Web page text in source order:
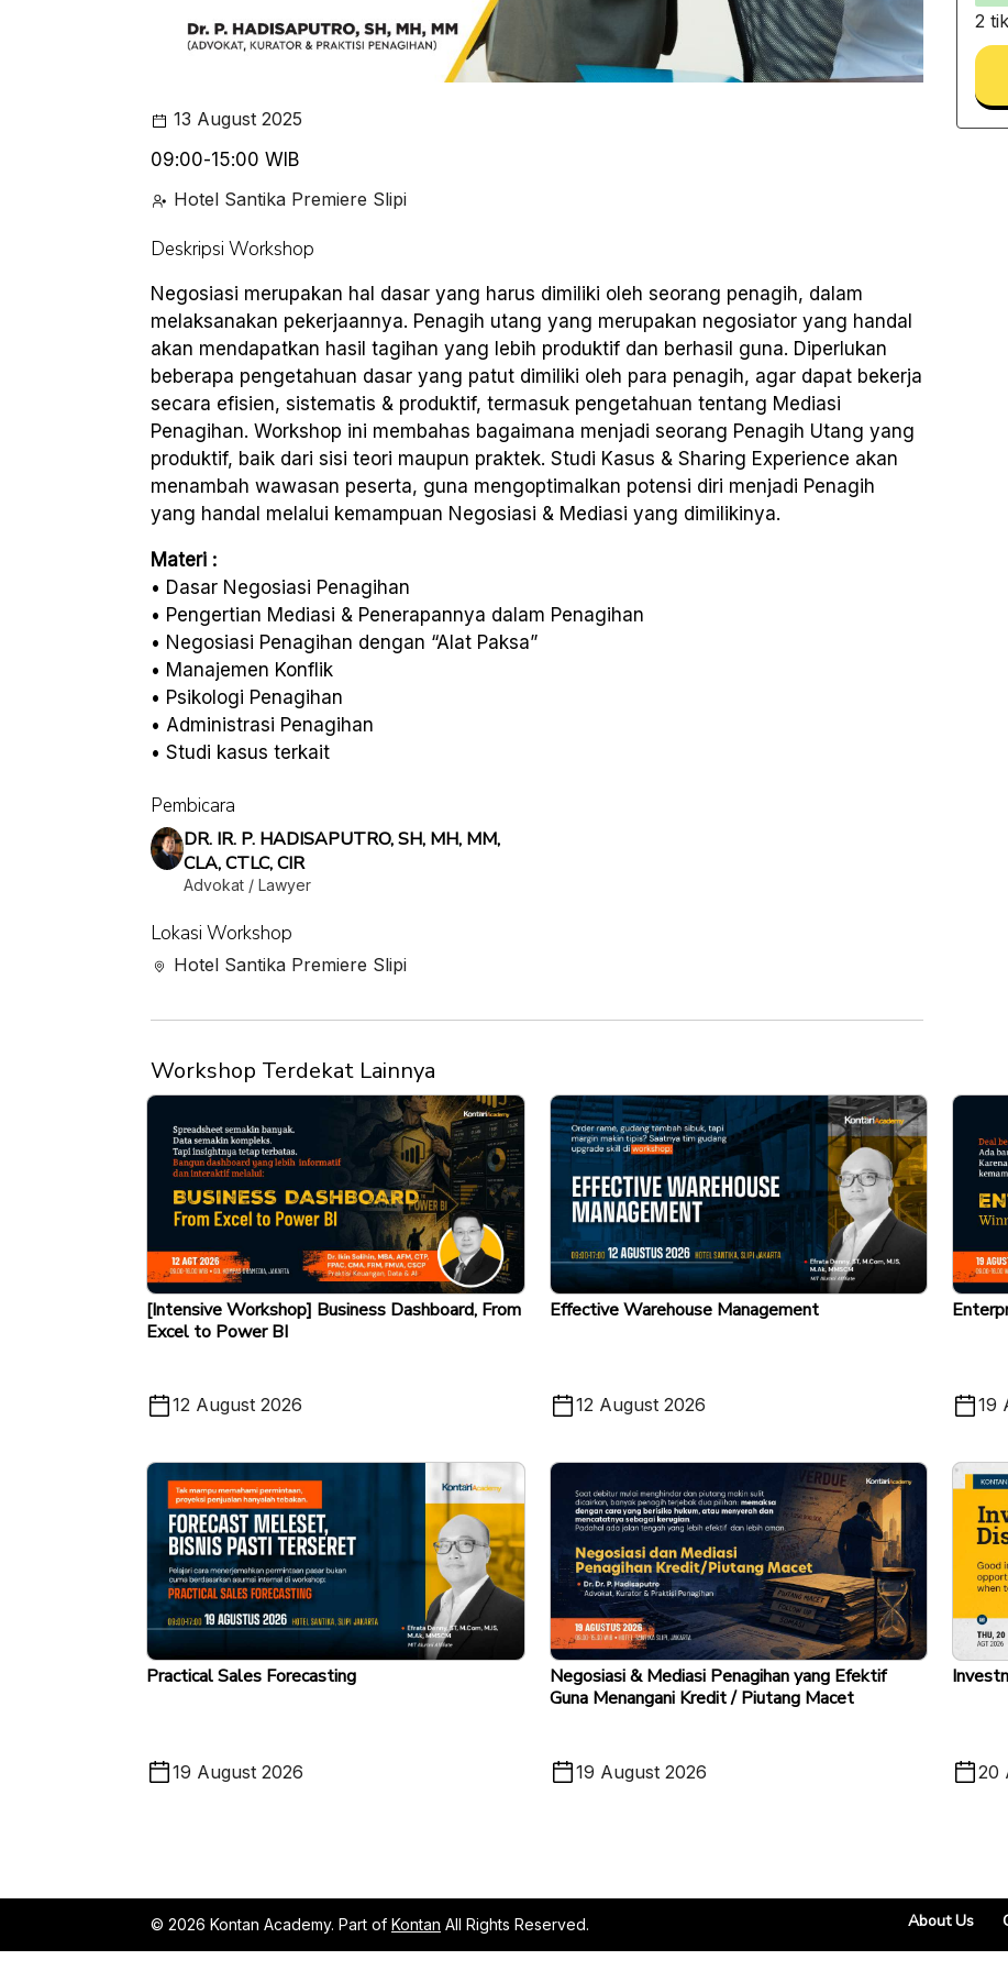
13 August 2025
09:00-15:00 WIB
Hotel Santika Premiere Slipi
Deskripsi Workshop
Negosiasi merupakan hal dasar yang harus dimiliki oleh seorang penagih, dalam
melaksanakan pekerjaannya. Penagih utang yang merupakan negosiator yang handal
akan mendapatkan hasil tagihan yang lebih produktif dan berhasil guna. Diperlukan
beberapa pengetahuan dasar yang patut dimiliki oleh para penagih, agar dapat bekerja
secara efisien, sistematis & produktif, termasuk pengetahuan tentang Mediasi
Penagihan. Workshop ini membahas bagaimana menjadi seorang Penagih Utang yang
produktif, baik dari sisi teori maupun praktek. Studi Kasus & Sharing Experience akan
menambah wawasan peserta, guna mengoptimalkan potensi diri menjadi Penagih
yang handal melalui kemampuan Negosiasi & Mediasi yang dimilikinya.
Materi :
• Dasar Negosiasi Penagihan
• Pengertian Mediasi & Penerapannya dalam Penagihan
• Negosiasi Penagihan dengan “Alat Paksa”
• Manajemen Konflik
• Psikologi Penagihan
• Administrasi Penagihan
• Studi kasus terkait
Pembicara
DR. IR. P. HADISAPUTRO, SH, MH, MM,
CLA, CTLC, CIR
Advokat / Lawyer
Lokasi Workshop
Hotel Santika Premiere Slipi
2
Workshop Terdekat Lainnya
[Intensive Workshop] Business Dashboard, From
Excel to Power BI
12 August 2026
Effective Warehouse Management
12 August 2026 19
Practical Sales Forecasting
19 August 2026
Negosiasi & Mediasi Penagihan yang Efektif
Guna Menangani Kredit / Piutang Macet
19 August 2026 20
© 2026 Kontan Academy. Part of Kontan All Rights Reserved. About Us